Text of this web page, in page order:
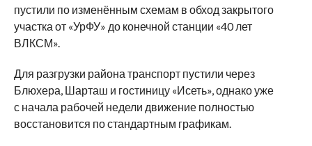
пустили по изменённым схемам в обход закрытого
участка от «УрФУ» до конечной станции «40 лет
ВЛКСМ».
Для разгрузки района транспорт пустили через
Блюхера, Шарташ и гостиницу «Исеть», однако уже
с начала рабочей недели движение полностью
восстановится по стандартным графикам.